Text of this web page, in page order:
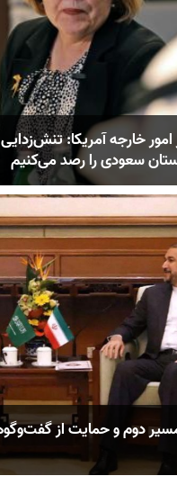
امور خارجه آمریکا: تنش‌زدایی
سعودی را رصد می‌کنیم
دوم و حمایت از